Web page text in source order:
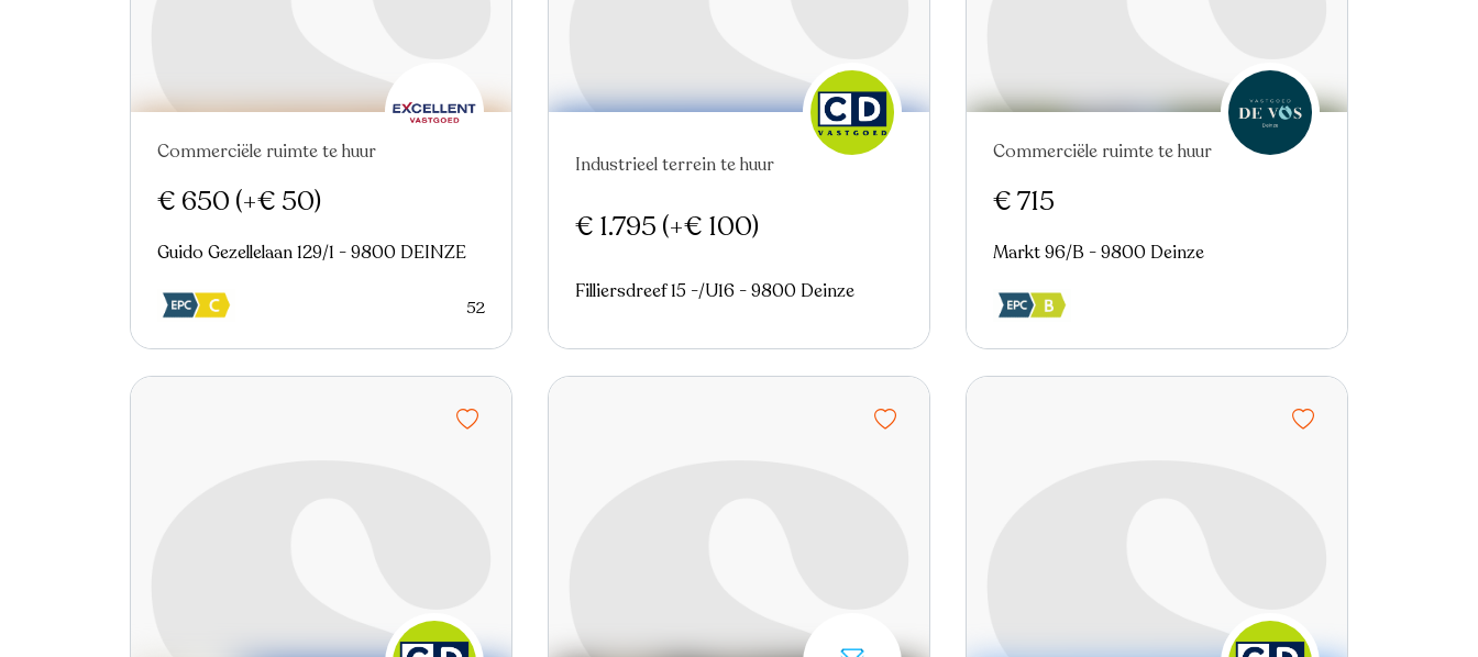
Nieuw
Commerciële ruimte te huur
€ 650 (+€ 50)
Guido Gezellelaan 129/1 - 9800 DEINZE
52
Nieuw
Industrieel terrein te huur
€ 1.795 (+€ 100)
Filliersdreef 15 -/U16 - 9800 Deinze
Nieuw
Commerciële ruimte te huur
€ 715
Markt 96/B - 9800 Deinze